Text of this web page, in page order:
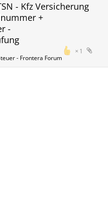
- Kfz Versicherung
+
-
1
- Frontera Forum